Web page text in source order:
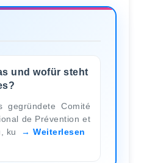
und wofür steht
gegründete Comité
de Prévention et
ku
Weiterlesen